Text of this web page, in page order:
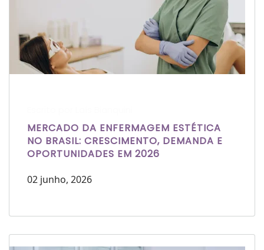
MERCADO DA ENFERMAGEM ESTÉTICA
NO BRASIL: CRESCIMENTO, DEMANDA E
OPORTUNIDADES EM 2026
02 junho, 2026